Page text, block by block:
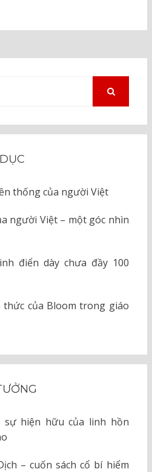
thống của người Việt
người Việt – một góc nhìn
điển dày chưa đầy 100
của Bloom trong giáo
sự hiện hữu của linh hồn
– cuốn sách cổ bí hiểm